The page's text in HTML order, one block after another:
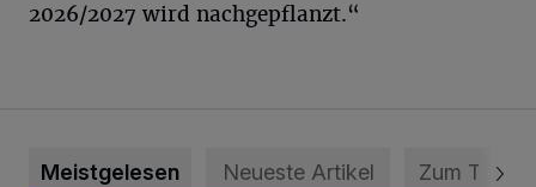
2026/2027 wird nachgepflanzt.“
Meistgelesen Neueste Artikel Zum Thema